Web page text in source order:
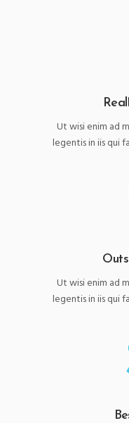
Ut wisi enim ad
legentis in iis qui
Ut wisi enim ad
legentis in iis qui